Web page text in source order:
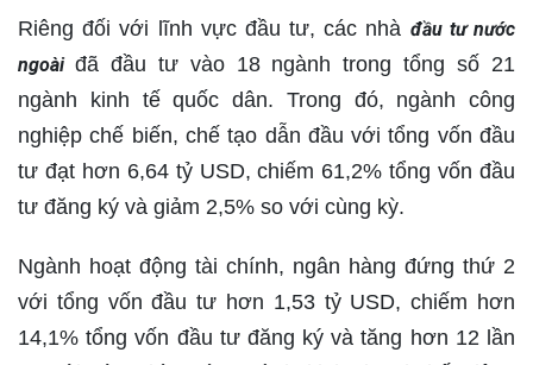
Riêng đối với lĩnh vực đầu tư, các nhà đầu tư nước
ngoài đã đầu tư vào 18 ngành trong tổng số 21
ngành kinh tế quốc dân. Trong đó, ngành công
nghiệp chế biến, chế tạo dẫn đầu với tổng vốn đầu
tư đạt hơn 6,64 tỷ USD, chiếm 61,2% tổng vốn đầu
tư đăng ký và giảm 2,5% so với cùng kỳ.
Ngành hoạt động tài chính, ngân hàng đứng thứ 2
với tổng vốn đầu tư hơn 1,53 tỷ USD, chiếm hơn
14,1% tổng vốn đầu tư đăng ký và tăng hơn 12 lần